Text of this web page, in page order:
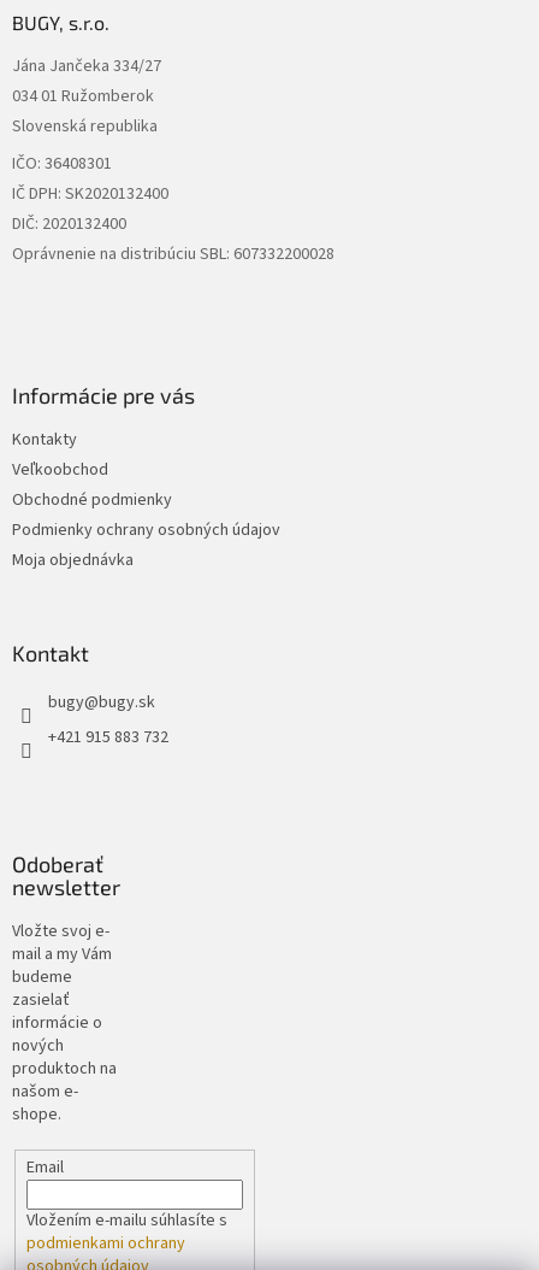
BUGY, s.r.o.
Jána Jančeka 334/27
034 01 Ružomberok
Slovenská republika
IČO: 36408301
IČ DPH: SK2020132400
DIČ: 2020132400
Oprávnenie na distribúciu SBL: 607332200028
Informácie pre vás
Kontakty
Veľkoobchod
Obchodné podmienky
Podmienky ochrany osobných údajov
Moja objednávka
Kontakt
bugy@bugy.sk
+421 915 883 732
Odoberať
newsletter
Vložte svoj e-
mail a my Vám
budeme
zasielať
informácie o
nových
produktoch na
našom e-
shope.
Email
Vložením e-mailu súhlasíte s
podmienkami ochrany